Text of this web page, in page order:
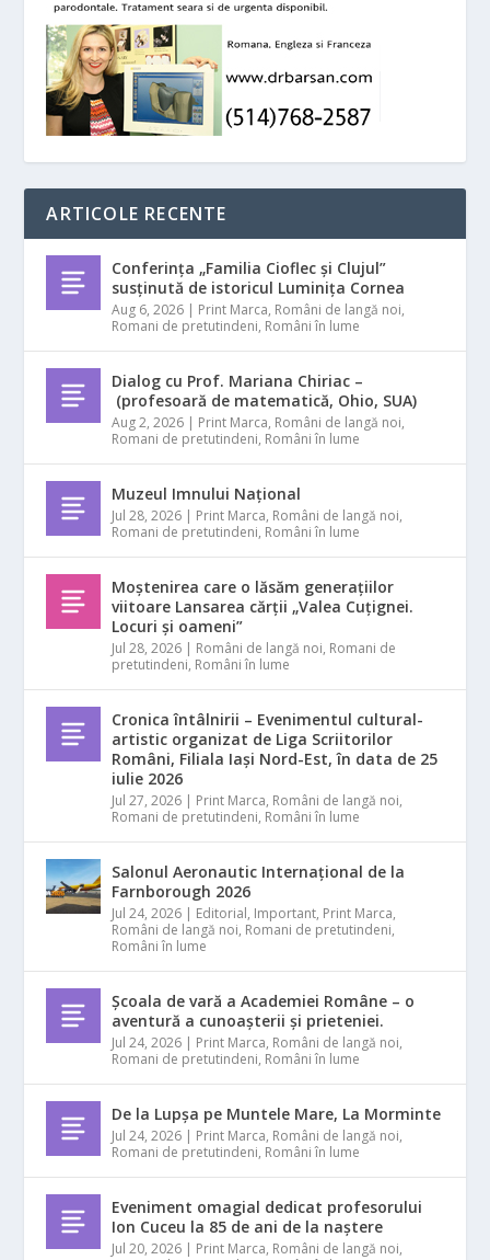
ARTICOLE RECENTE
Conferința „Familia Cioflec și Clujul”
susținută de istoricul Luminița Cornea
Aug 6, 2026 | Print Marca, Români de langă noi,
Romani de pretutindeni, Români în lume
Dialog cu Prof. Mariana Chiriac –
(profesoară de matematică, Ohio, SUA)
Aug 2, 2026 | Print Marca, Români de langă noi,
Romani de pretutindeni, Români în lume
Muzeul Imnului Național
Jul 28, 2026 | Print Marca, Români de langă noi,
Romani de pretutindeni, Români în lume
Moștenirea care o lăsăm generațiilor
viitoare Lansarea cărții „Valea Cuțignei.
Locuri și oameni”
Jul 28, 2026 | Români de langă noi, Romani de
pretutindeni, Români în lume
Cronica întâlnirii – Evenimentul cultural-
artistic organizat de Liga Scriitorilor
Români, Filiala Iași Nord-Est, în data de 25
iulie 2026
Jul 27, 2026 | Print Marca, Români de langă noi,
Romani de pretutindeni, Români în lume
Salonul Aeronautic Internațional de la
Farnborough 2026
Jul 24, 2026 | Editorial, Important, Print Marca,
Români de langă noi, Romani de pretutindeni,
Români în lume
Școala de vară a Academiei Române – o
aventură a cunoașterii și prieteniei.
Jul 24, 2026 | Print Marca, Români de langă noi,
Romani de pretutindeni, Români în lume
De la Lupșa pe Muntele Mare, La Morminte
Jul 24, 2026 | Print Marca, Români de langă noi,
Romani de pretutindeni, Români în lume
Eveniment omagial dedicat profesorului
Ion Cuceu la 85 de ani de la naștere
Jul 20, 2026 | Print Marca, Români de langă noi,